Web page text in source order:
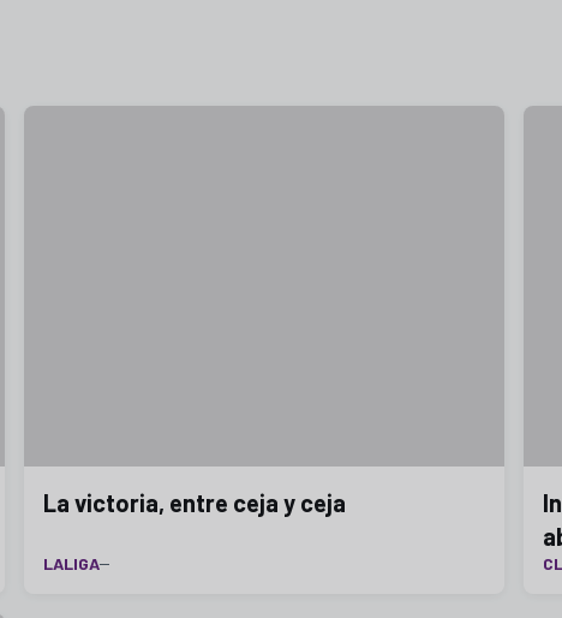
La victoria, entre ceja y ceja
LALIGA